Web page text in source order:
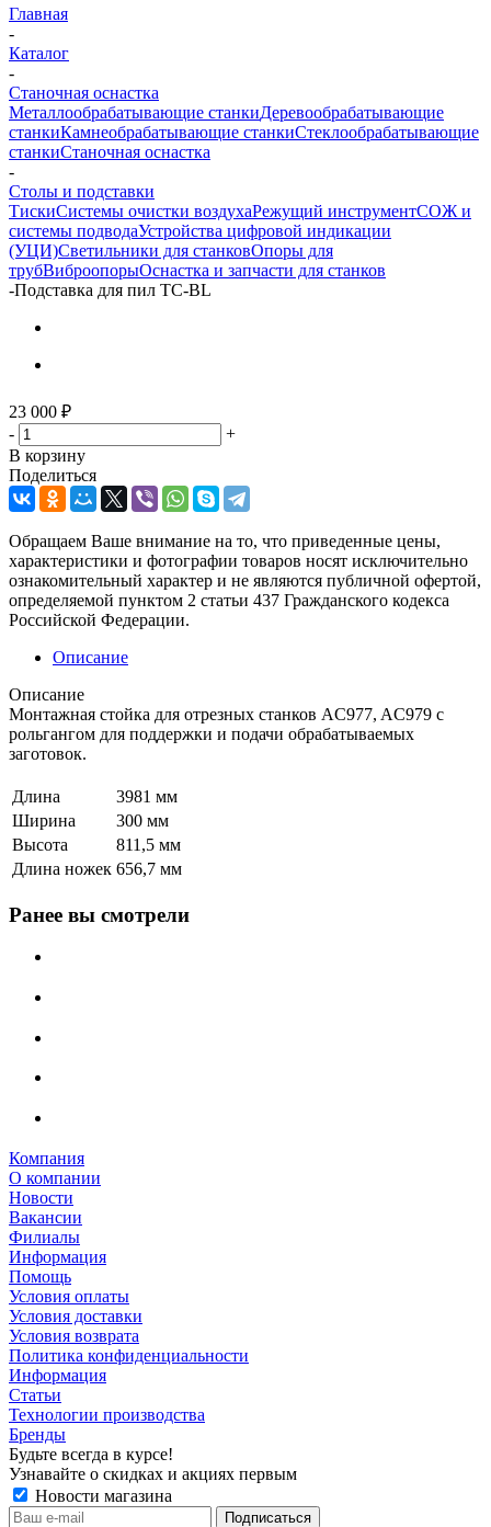
Главная
-
Каталог
-
Станочная оснастка
Металлообрабатывающие станкиДеревообрабатывающие
станкиКамнеобрабатывающие станкиСтеклообрабатывающие
станкиСтаночная оснастка
-
Столы и подставки
ТискиСистемы очистки воздухаРежущий инструментСОЖ и
системы подводаУстройства цифровой индикации
(УЦИ)Светильники для станковОпоры для
трубВиброопорыОснастка и запчасти для станков
-Подставка для пил TC-BL
23 000 ₽
-
+
В корзину
Поделиться
Обращаем Ваше внимание на то, что приведенные цены,
характеристики и фотографии товаров носят исключительно
ознакомительный характер и не являются публичной офертой,
определяемой пунктом 2 статьи 437 Гражданского кодекса
Российской Федерации.
Описание
Описание
Монтажная стойка для отрезных станков AC977, AC979 с
рольгангом для поддержки и подачи обрабатываемых
заготовок.
Длина
3981 мм
Ширина
300 мм
Высота
811,5 мм
Длина ножек 656,7 мм
Ранее вы смотрели
Компания
О компании
Новости
Вакансии
Филиалы
Информация
Помощь
Условия оплаты
Условия доставки
Условия возврата
Политика конфиденциальности
Информация
Статьи
Технологии производства
Бренды
Будьте всегда в курсе!
Узнавайте о скидках и акциях первым
Новости магазина